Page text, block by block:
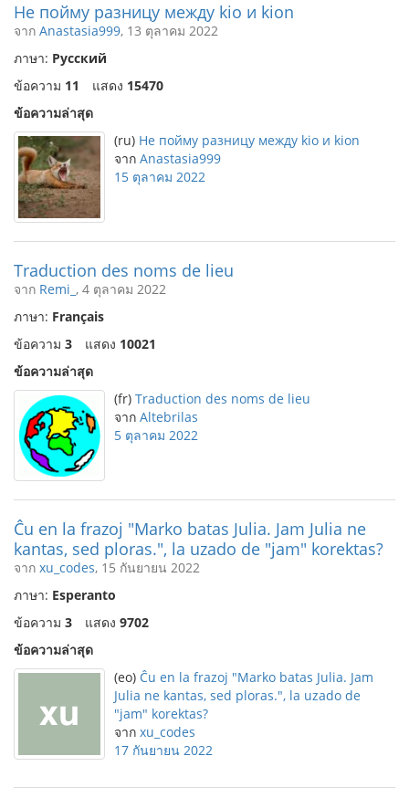
Не пойму разницу между kio и kion
จาก Anastasia999, 13 ตุลาคม 2022
ภาษา: Русский
ข้อความ 11 แสดง 15470
ข้อความล่าสุด
(ru) Не пойму разницу между kio и kion
จาก Anastasia999
15 ตุลาคม 2022
Traduction des noms de lieu
จาก Remi_ , 4 ตุลาคม 2022
ภาษา: Français
ข้อความ 3 แสดง 10021
ข้อความล่าสุด
(fr) Traduction des noms de lieu
จาก Altebrilas
5 ตุลาคม 2022
Ĉu en la frazoj "Marko batas Julia. Jam Julia ne
kantas, sed ploras.", la uzado de "jam" korektas?
จาก xu_codes, 15 กันยายน 2022
ภาษา: Esperanto
ข้อความ 3 แสดง 9702
ข้อความล่าสุด
(eo) Ĉu en la frazoj "Marko batas Julia. Jam
Julia ne kantas, sed ploras.", la uzado de
"jam" korektas?
จาก xu_codes
17 กันยายน 2022